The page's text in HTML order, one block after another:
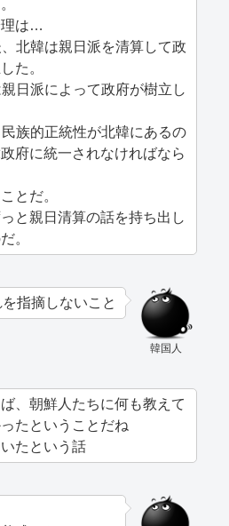
理は…
北韓は親日派を清算して政
た。
日派によって政府が樹立し
族的正統性が北韓にあるの
府に統一されなければなら
とだ。
と親日清算の話を持ち出し
。
韓国人
指摘しないこと
、朝鮮人たちに何も教えて
たということだね
たという話